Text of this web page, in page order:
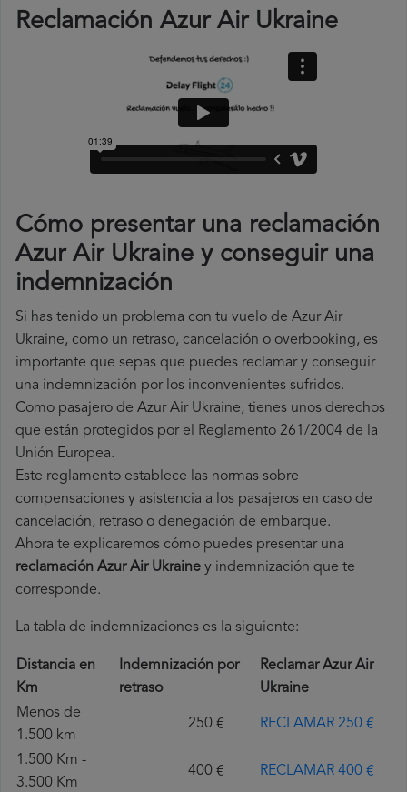
Reclamación Azur Air Ukraine
Cómo presentar una reclamación
Azur Air Ukraine y conseguir una
indemnización
Si has tenido un problema con tu vuelo de Azur Air
Ukraine, como un retraso, cancelación o overbooking, es
importante que sepas que puedes reclamar y conseguir
una indemnización por los inconvenientes sufridos.
Como pasajero de Azur Air Ukraine, tienes unos derechos
que están protegidos por el Reglamento 261/2004 de la
Unión Europea.
Este reglamento establece las normas sobre
compensaciones y asistencia a los pasajeros en caso de
cancelación, retraso o denegación de embarque.
Ahora te explicaremos cómo puedes presentar una
reclamación Azur Air Ukraine y indemnización que te
corresponde.
La tabla de indemnizaciones es la siguiente:
Distancia en
Km
Indemnización por
retraso
Reclamar Azur Air
Ukraine
Menos de
1.500 km
250 € RECLAMAR 250 €
1.500 Km -
3.500 Km
400 € RECLAMAR 400 €